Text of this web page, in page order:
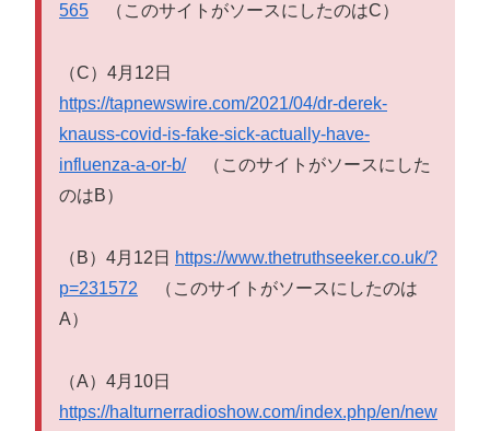
565 （このサイトがソースにしたのはC）
（C）4月12日
https://tapnewswire.com/2021/04/dr-derek-
knauss-covid-is-fake-sick-actually-have-
influenza-a-or-b/（このサイトがソースにした
のはB）
（B）4月12日 https://www.thetruthseeker.co.uk/?
p=231572 （このサイトがソースにしたのは
A）
（A）4月10日
https://halturnerradioshow.com/index.php/en/new